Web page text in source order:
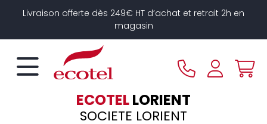
Livraison offerte dès 249€ HT d’achat et retrait 2h en
magasin
ECOTELLORIENT
SOCIETE LORIENT
Panneau de gestion des cookies